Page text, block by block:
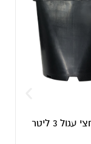
אייר פוט 6.5 ליטר מרובע